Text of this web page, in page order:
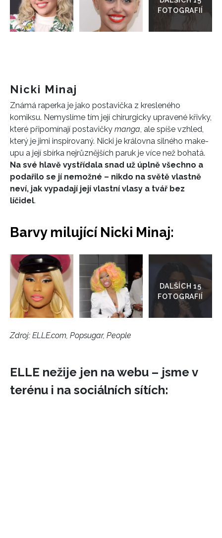
INFORMACE
REDAKCE
Nicki Minaj
Známá raperka je jako postavička z kresleného
komiksu. Nemyslíme tím její chirurgicky upravené křivky,
které připomínají postavičky manga , ale spíše vzhled,
který je jimi inspirovaný. Nicki je královna silného make-
upu a její sbírka nejrůznějších paruk je více než bohatá.
Na své hlavě vystřídala snad už úplně všechno a
podařilo se jí nemožné – nikdo na světě vlastně
neví, jak vypadají její vlastní vlasy a tvář bez
líčidel.
Barvy milující Nicki Minaj:
do
galerie
Zdroj: ELLE.com, Popsugar, People
ELLE nežije jen na webu – jsme v
terénu i na sociálních sítích: